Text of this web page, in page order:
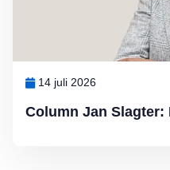
Column Jan Slagter:
14 juli 2026